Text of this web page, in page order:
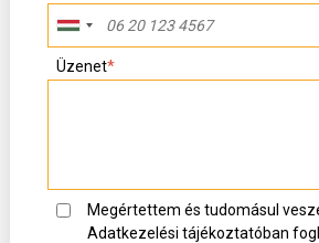
Üzenet*
Megértettem és tudomásul
Adatkezelési tájékoztatóban